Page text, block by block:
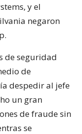
y el
negaron
de seguridad
de
despedir al jefe
un gran
de fraude sin
se